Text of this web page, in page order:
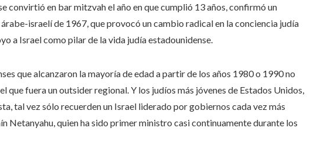
convirtió en bar mitzvah el año en que cumplió 13 años, confirmó un
israelí de 1967, que provocó un cambio radical en la conciencia judía
a Israel como pilar de la vida judía estadounidense.
que alcanzaron la mayoría de edad a partir de los años 1980 o 1990 no
que fuera un outsider regional. Y los judíos más jóvenes de Estados Unidos,
tal vez sólo recuerden un Israel liderado por gobiernos cada vez más
Netanyahu, quien ha sido primer ministro casi continuamente durante los